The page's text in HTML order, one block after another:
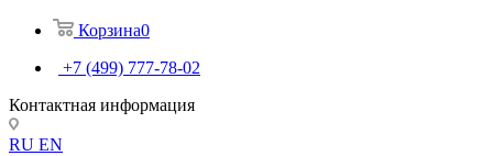
Корзина0
+7 (499) 777-78-02
Контактная информация
RU EN